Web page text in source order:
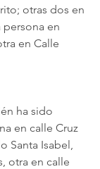
otras dos en
persona en
en Calle
en calle Cruz
Santa Isabel,
otra en calle